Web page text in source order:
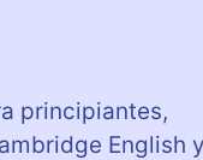
principiantes,
English y